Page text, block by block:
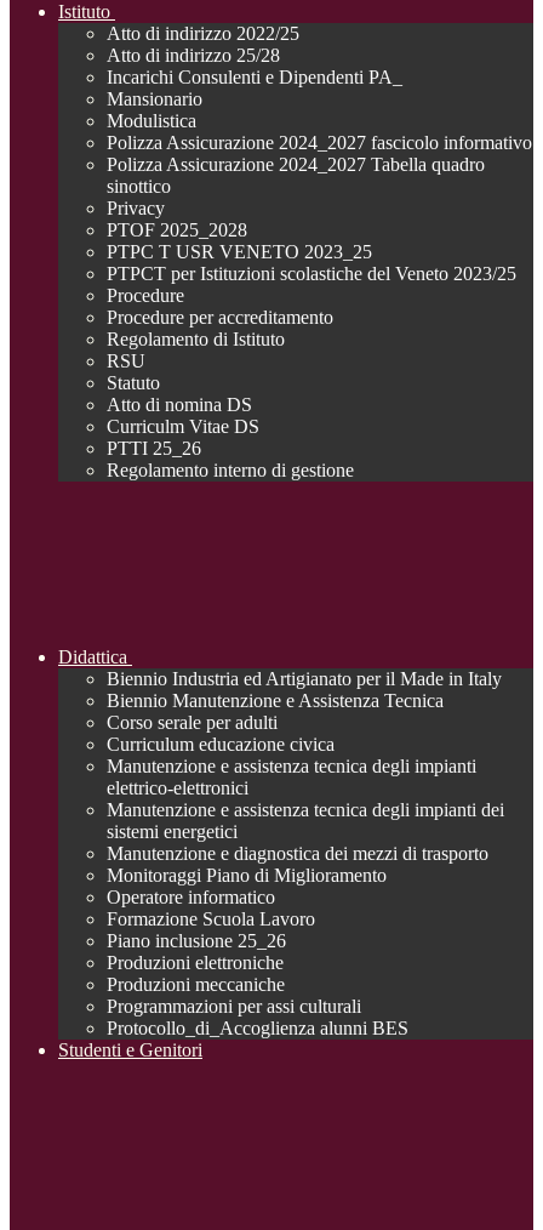
Istituto
Atto di indirizzo 2022/25
Atto di indirizzo 25/28
Incarichi Consulenti e Dipendenti PA_
Mansionario
Modulistica
Polizza Assicurazione 2024_2027 fascicolo informativo
Polizza Assicurazione 2024_2027 Tabella quadro
sinottico
Privacy
PTOF 2025_2028
PTPC T USR VENETO 2023_25
PTPCT per Istituzioni scolastiche del Veneto 2023/25
Procedure
Procedure per accreditamento
Regolamento di Istituto
RSU
Statuto
Atto di nomina DS
Curriculm Vitae DS
PTTI 25_26
Regolamento interno di gestione
Didattica
Biennio Industria ed Artigianato per il Made in Italy
Biennio Manutenzione e Assistenza Tecnica
Corso serale per adulti
Curriculum educazione civica
Manutenzione e assistenza tecnica degli impianti
elettrico-elettronici
Manutenzione e assistenza tecnica degli impianti dei
sistemi energetici
Manutenzione e diagnostica dei mezzi di trasporto
Monitoraggi Piano di Miglioramento
Operatore informatico
Formazione Scuola Lavoro
Piano inclusione 25_26
Produzioni elettroniche
Produzioni meccaniche
Programmazioni per assi culturali
Protocollo_di_Accoglienza alunni BES
Studenti e Genitori